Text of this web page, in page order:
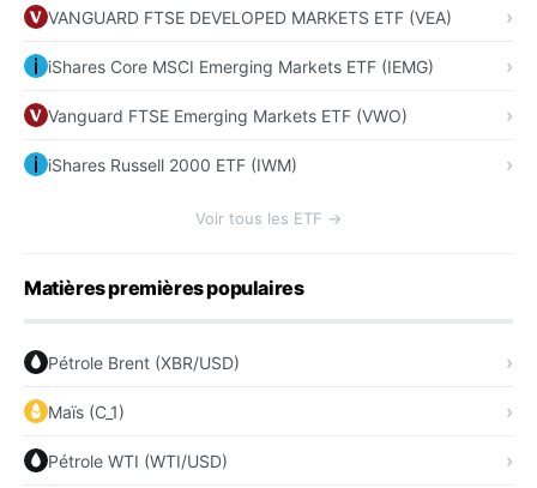
VANGUARD FTSE DEVELOPED MARKETS ETF (VEA)
iShares Core MSCI Emerging Markets ETF (IEMG)
Vanguard FTSE Emerging Markets ETF (VWO)
iShares Russell 2000 ETF (IWM)
Voir tous les ETF →
Matières premières populaires
Pétrole Brent (XBR/USD)
Maïs (C_1)
Pétrole WTI (WTI/USD)